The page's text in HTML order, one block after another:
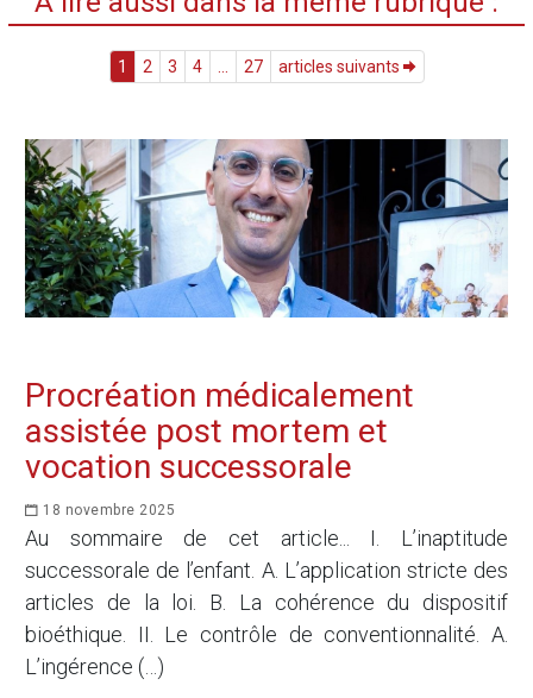
1 2 3 4 27 articles suivants
Procréation médicalement
assistée post mortem et
vocation successorale
18 novembre 2025
Au sommaire de cet article... I. L’inaptitude
successorale de l’enfant. A. L’application stricte des
articles de la loi. B. La cohérence du dispositif
bioéthique. II. Le contrôle de conventionnalité. A.
L’ingérence (…)